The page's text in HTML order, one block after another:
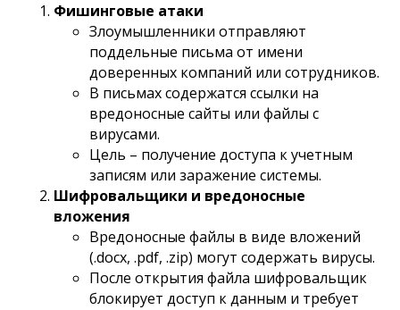
Фишинговые атаки
Злоумышленники отправляют
поддельные письма от имени
доверенных компаний или сотрудников.
В письмах содержатся ссылки на
вредоносные сайты или файлы с
вирусами.
Цель – получение доступа к учетным
записям или заражение системы.
Шифровальщики и вредоносные
вложения
Вредоносные файлы в виде вложений
(.docx, .pdf, .zip) могут содержать вирусы.
После открытия файла шифровальщик
блокирует доступ к данным и требует